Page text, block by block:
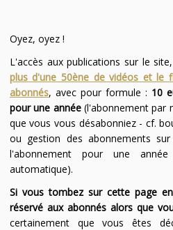
Oyez, oyez !
L'accès aux publications sur le
plus d'une 50ène de vidéos et le
abonnés, avec pour formule : 10
pour une année(l'abonnement par
que vous vous désabonniez - cf.
ou gestion des abonnements
l'abonnement pour une
automatique).
Si vous tombez sur cette page
réservé aux abonnés alors que
certainement que vous êtes